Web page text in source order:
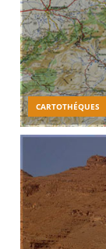
CARTOTHÉQUES